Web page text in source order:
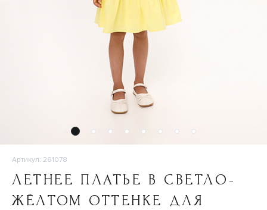
Артикул: 261078
ЛЕТНЕЕ ПЛАТЬЕ В СВЕТЛО-
ЖЁЛТОМ ОТТЕНКЕ ДЛЯ